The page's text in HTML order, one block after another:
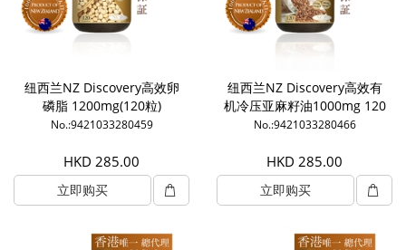
纽西兰NZ Discovery高效卵
磷脂 1200mg(120粒)
No.:9421033280459
HKD 285.00
立即购买
纽西兰NZ Discovery高效有
机冷压亚麻籽油1000mg 120
粒
No.:9421033280466
HKD 285.00
立即购买